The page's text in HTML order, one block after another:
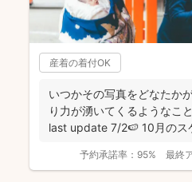
産着の着付OK
いつかその写真をどなたか
り力が湧いてくるようなこ
last update 7/2🍉 10月のス
予約承諾率： 95% 最終